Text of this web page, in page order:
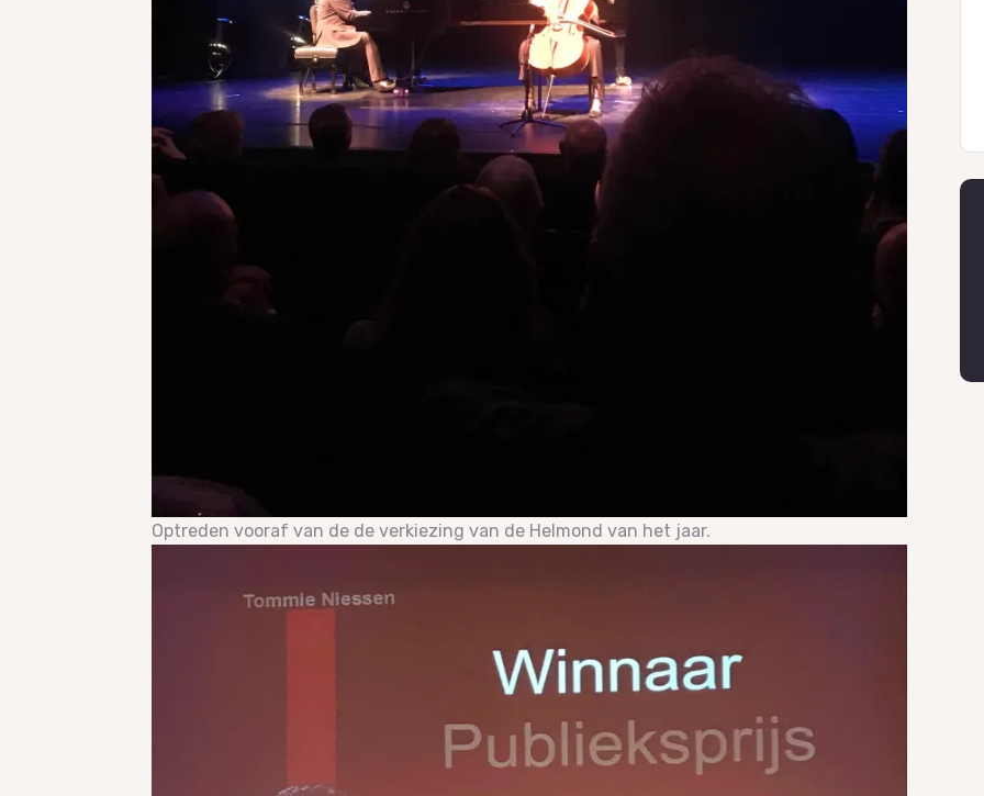
Optreden vooraf van de de verkiezing van de Helmond van het jaar.